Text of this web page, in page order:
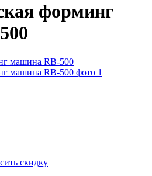
форминг
скидку